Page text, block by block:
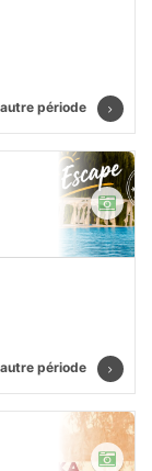
période
période